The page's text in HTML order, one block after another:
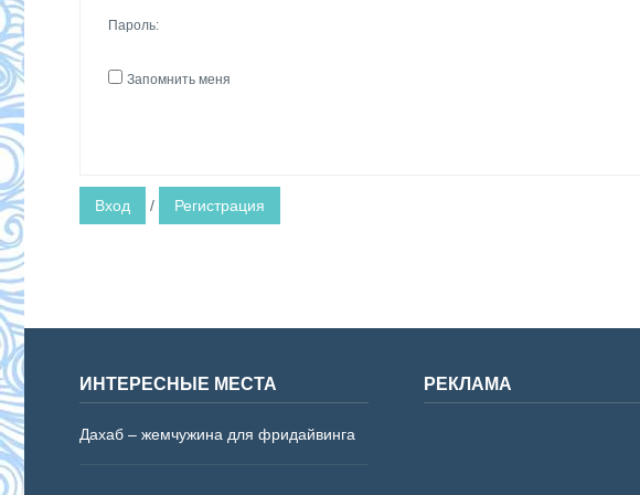
Пароль:
Запомнить меня
Вход / Регистрация
ИНТЕРЕСНЫЕ МЕСТА
Дахаб – жемчужина для фридайвинга
РЕКЛАМА